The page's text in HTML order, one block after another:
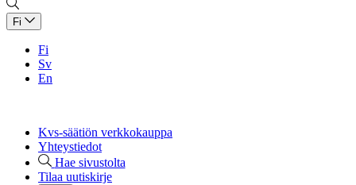
Fi
Fi
Sv
En
Kvs-säätiön verkkokauppa
Yhteystiedot
Hae sivustolta
Tilaa uutiskirje